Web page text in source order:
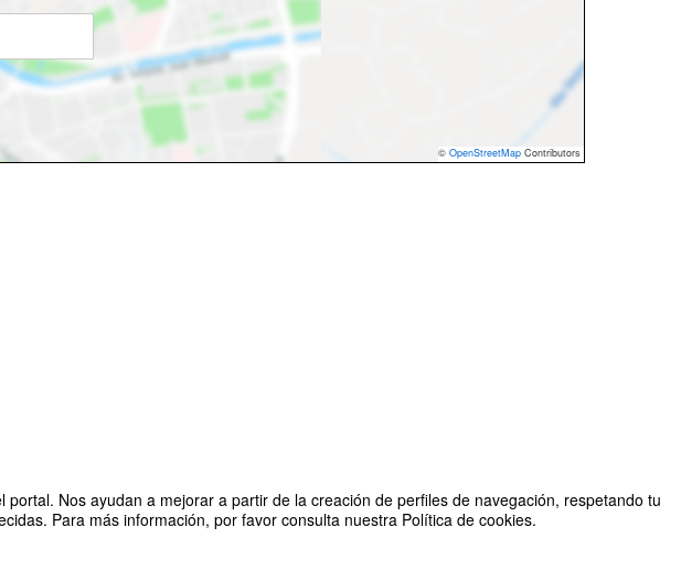
Nos ayudan a mejorar a partir de la creación de perfiles de navegación, respetando tu
Para más información, por favor consulta nuestra Política de cookies.
© OpenStreetMap Contributors
Organizado por Master in the Electric Power Industry (MEPI)